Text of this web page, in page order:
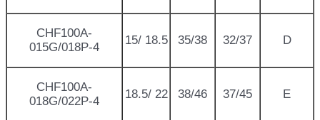
CHF100A-
015G/018P-4
15/ 18.5 35/38 32/37 D
CHF100A-
018G/022P-4
18.5/ 22 38/46 37/45 E